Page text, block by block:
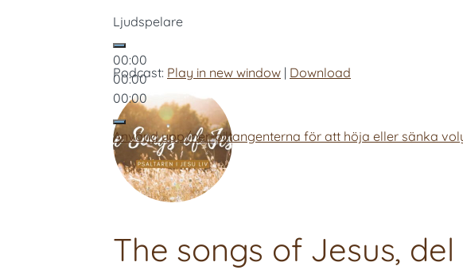
Ljudspelare
00:00
00:00
00:00
Använd upp/ner-piltangenterna för att höja eller sänka
Podcast: Play in new window | Download
The songs of Jesus, del